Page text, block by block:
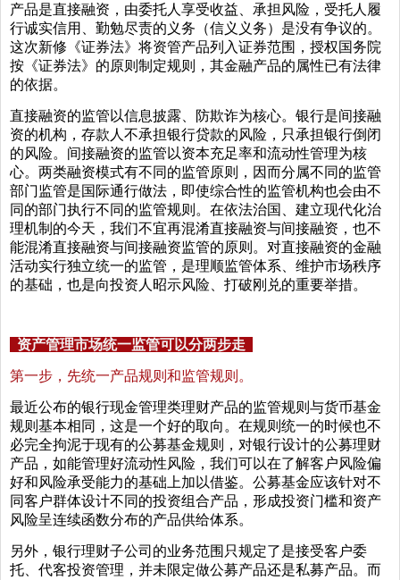
产品是直接融资，由委托人享受收益、承担风险，受托人履
行诚实信用、勤勉尽责的义务（信义义务）是没有争议的。
这次新修《证券法》将资管产品列入证券范围，授权国务院
按《证券法》的原则制定规则，其金融产品的属性已有法律
的依据。
直接融资的监管以信息披露、防欺诈为核心。银行是间接融
资的机构，存款人不承担银行贷款的风险，只承担银行倒闭
的风险。间接融资的监管以资本充足率和流动性管理为核
心。两类融资模式有不同的监管原则，因而分属不同的监管
部门监管是国际通行做法，即使综合性的监管机构也会由不
同的部门执行不同的监管规则。在依法治国、建立现代化治
理机制的今天，我们不宜再混淆直接融资与间接融资，也不
能混淆直接融资与间接融资监管的原则。对直接融资的金融
活动实行独立统一的监管，是理顺监管体系、维护市场秩序
的基础，也是向投资人昭示风险、打破刚兑的重要举措。
资产管理市场统一监管可以分两步走
第一步，先统一产品规则和监管规则。
最近公布的银行现金管理类理财产品的监管规则与货币基金
规则基本相同，这是一个好的取向。在规则统一的时候也不
必完全拘泥于现有的公募基金规则，对银行设计的公募理财
产品，如能管理好流动性风险，我们可以在了解客户风险偏
好和风险承受能力的基础上加以借鉴。公募基金应该针对不
同客户群体设计不同的投资组合产品，形成投资门槛和资产
风险呈连续函数分布的产品供给体系。
另外，银行理财子公司的业务范围只规定了是接受客户委
托、代客投资管理，并未限定做公募产品还是私募产品。而